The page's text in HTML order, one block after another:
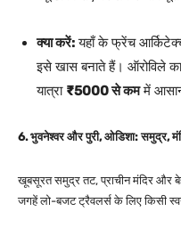
क्या करें:यहाँ के फ्रेंच
इसे खास बनाते हैं। ऑरोविले
यात्रा ₹5000 से कममें
6. भुवनेश्वर और पुरी, ओडिशा: समुद्र,
खूबसूरत समुद्र तट, प्राचीन मंदिर और
जगहें लो-बजट ट्रैवलर्स के लिए किसी